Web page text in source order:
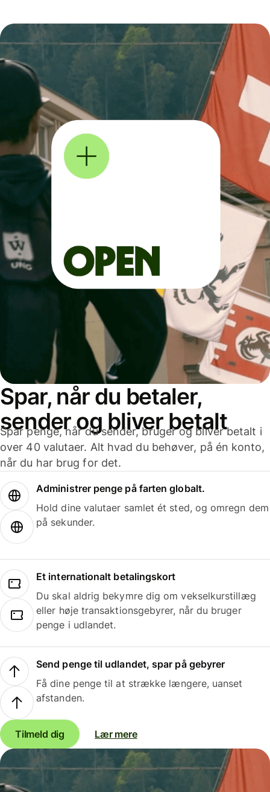
Spar, når du betaler,
sender og bliver betalt
Spar penge, når du sender, bruger og bliver betalt i
over 40 valutaer. Alt hvad du behøver, på én konto,
når du har brug for det.
Administrer penge på farten globalt.
Hold dine valutaer samlet ét sted, og omregn dem
på sekunder.
Et internationalt betalingskort
Du skal aldrig bekymre dig om vekselkurstillæg
eller høje transaktionsgebyrer, når du bruger
penge i udlandet.
Send penge til udlandet, spar på gebyrer
Få dine penge til at strække længere, uanset
afstanden.
Tilmeld dig Lær mere